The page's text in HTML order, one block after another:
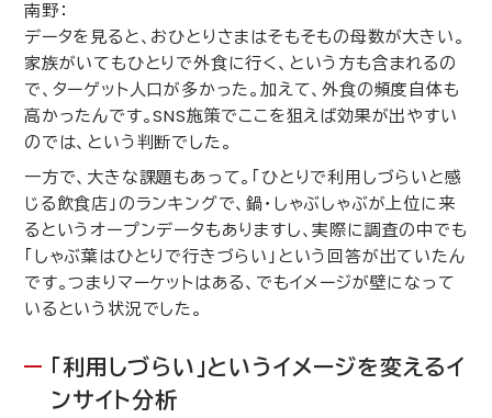
南野：
データを見ると、おひとりさまはそもそもの母数が大きい。
家族がいてもひとりで外食に行く、という方も含まれるの
で、ターゲット人口が多かった。加えて、外食の頻度自体も
高かったんです。SNS施策でここを狙えば効果が出やすい
のでは、という判断でした。
一方で、大きな課題もあって。「ひとりで利用しづらいと感
じる飲食店」のランキングで、鍋・しゃぶしゃぶが上位に来
るというオープンデータもありますし、実際に調査の中でも
「しゃぶ葉はひとりで行きづらい」という回答が出ていたん
です。つまりマーケットはある、でもイメージが壁になって
いるという状況でした。
「利用しづらい」というイメージを変えるイ
ンサイト分析